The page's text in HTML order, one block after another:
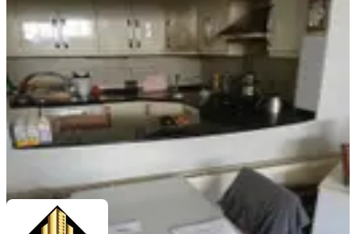
Konak, Murat Reis Mahallesi
·120 m² · Bodrum Kat· 06.08.2026
3.200.000 ₺
AZM EMLAKSerdar Abacı